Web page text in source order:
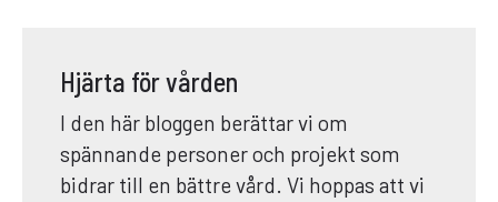
Hjärta för vården
I den här bloggen berättar vi om
spännande personer och projekt som
bidrar till en bättre vård. Vi hoppas att vi